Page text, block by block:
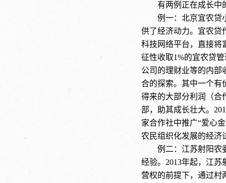
有两例正在成长中
例一：北京宜农贷
供了经济动力。宜农贷
科技网络平台，直接将
征性收取1%的宜农贷
公司的理财业等的内部
合的探索。其中一个有
得来的大部分利润（合
部，助其成长壮大。
家合作社中推广“爱心
农民组织化发展的经济
例二：江苏射阳农
经验。2013年起，江
营权的前提下，通过村